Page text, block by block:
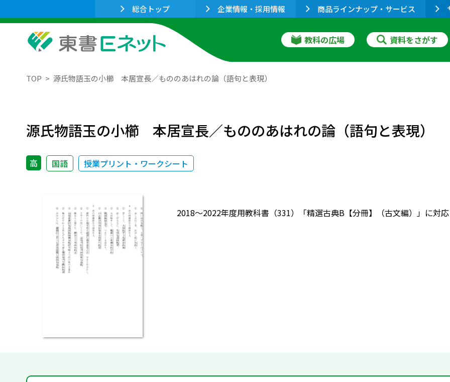
総合トップ 企業情報・採用情報 商品ラインナップ・サービス
教科の広場 資料をさがす
TOP 源氏物語玉の小櫛 本居宣長／もののあはれの論（語句と表現）
源氏物語玉の小櫛 本居宣長／もののあはれの論（語句と表現）
高 国語 授業プリント・ワークシート
2018～2022年度用教科書（331）「精選古典B【分冊】（古文編）」に対